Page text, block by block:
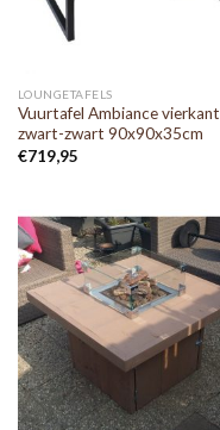
LOUNGETAFELS
Vuurtafel Ambiance vierkant
zwart-zwart 90x90x35cm
€719,95